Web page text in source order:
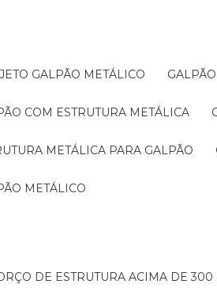
GALPÃO METÁLICO
COM ESTRUTURA METÁLICA
METÁLICA PARA GALPÃO
METÁLICO
DE ESTRUTURA ACIMA DE 300